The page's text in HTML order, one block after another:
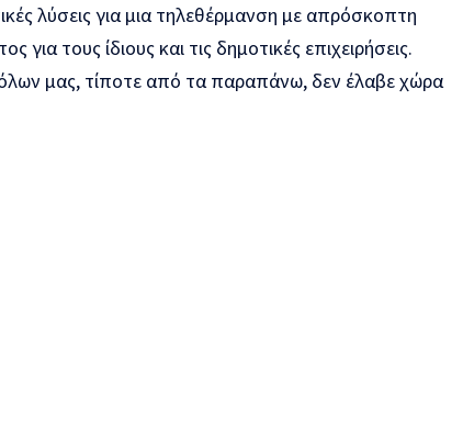
λύσεις για μια τηλεθέρμανση με απρόσκοπτη
για τους ίδιους και τις δημοτικές επιχειρήσεις.
μας, τίποτε από τα παραπάνω, δεν έλαβε χώρα